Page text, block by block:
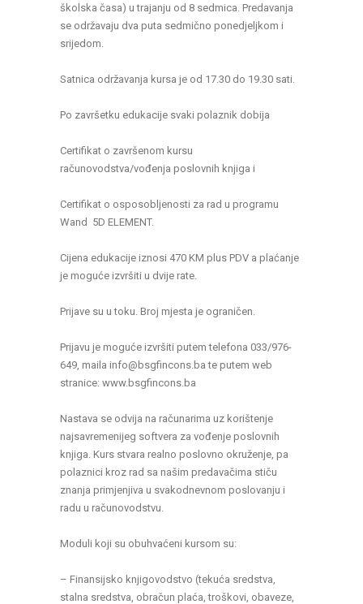
školska časa) u trajanju od 8 sedmica. Predavanja
se održavaju dva puta sedmično ponedjeljkom i
srijedom.
Satnica održavanja kursa je od 17.30 do 19.30 sati.
Po završetku edukacije svaki polaznik dobija
Certifikat o završenom kursu
računovodstva/vođenja poslovnih knjiga i
Certifikat o osposobljenosti za rad u programu
Wand 5D ELEMENT.
Cijena edukacije iznosi 470 KM plus PDV a plaćanje
je moguće izvršiti u dvije rate.
Prijave su u toku. Broj mjesta je ograničen.
Prijavu je moguće izvršiti putem telefona 033/976-
649, maila info@bsgfincons.ba te putem web
stranice: www.bsgfincons.ba
Nastava se odvija na računarima uz korištenje
najsavremenijeg softvera za vođenje poslovnih
knjiga. Kurs stvara realno poslovno okruženje, pa
polaznici kroz rad sa našim predavačima stiču
znanja primjenjiva u svakodnevnom poslovanju i
radu u računovodstvu.
Moduli koji su obuhvaćeni kursom su:
– Finansijsko knjigovodstvo (tekuća sredstva,
stalna sredstva, obračun plaća, troškovi, obaveze,